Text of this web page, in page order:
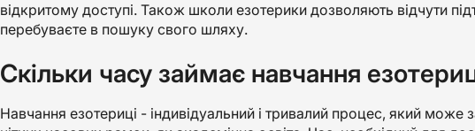
відкритому доступі. Також школи езотерики дозволяють відчути
перебуваєте в пошуку свого шляху.
Скільки часу займає навчання
Навчання езотериці - індивідуальний і тривалий процес, який може